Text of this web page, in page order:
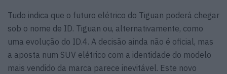
Tudo indica que o futuro elétrico do Tiguan poderá chegar
sob o nome de ID. Tiguan ou, alternativamente, como
uma evolução do ID.4. A decisão ainda não é oficial, mas
a aposta num SUV elétrico com a identidade do modelo
mais vendido da marca parece inevitável. Este novo